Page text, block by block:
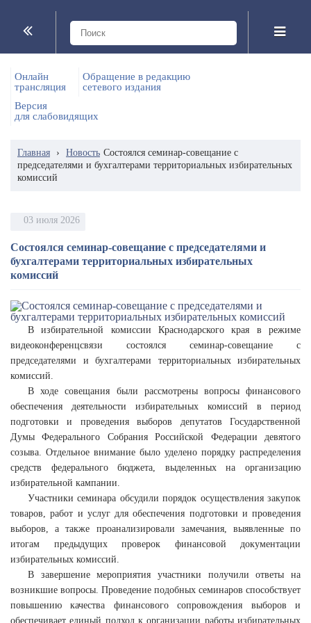
Онлайн
трансляция
Обращение в редакцию
сетевого издания
Версия
для слабовидящих
Главная › Новость Состоялся семинар-совещание с
председателями и бухгалтерами территориальных избирательных
комиссий
03 июля 2026
Состоялся семинар-совещание с председателями и
бухгалтерами территориальных избирательных
комиссий
В избирательной комиссии Краснодарского края в режиме
видеоконференцсвязи состоялся семинар-совещание с
председателями и бухгалтерами территориальных избирательных
комиссий.
В ходе совещания были рассмотрены вопросы финансового
обеспечения деятельности избирательных комиссий в период
подготовки и проведения выборов депутатов Государственной
Думы Федерального Собрания Российской Федерации девятого
созыва. Отдельное внимание было уделено порядку распределения
средств федерального бюджета, выделенных на организацию
избирательной кампании.
Участники семинара обсудили порядок осуществления закупок
товаров, работ и услуг для обеспечения подготовки и проведения
выборов, а также проанализировали замечания, выявленные по
итогам предыдущих проверок финансовой документации
избирательных комиссий.
В завершение мероприятия участники получили ответы на
возникшие вопросы. Проведение подобных семинаров способствует
повышению качества финансового сопровождения выборов и
обеспечивает единый подход к организации работы избирательных